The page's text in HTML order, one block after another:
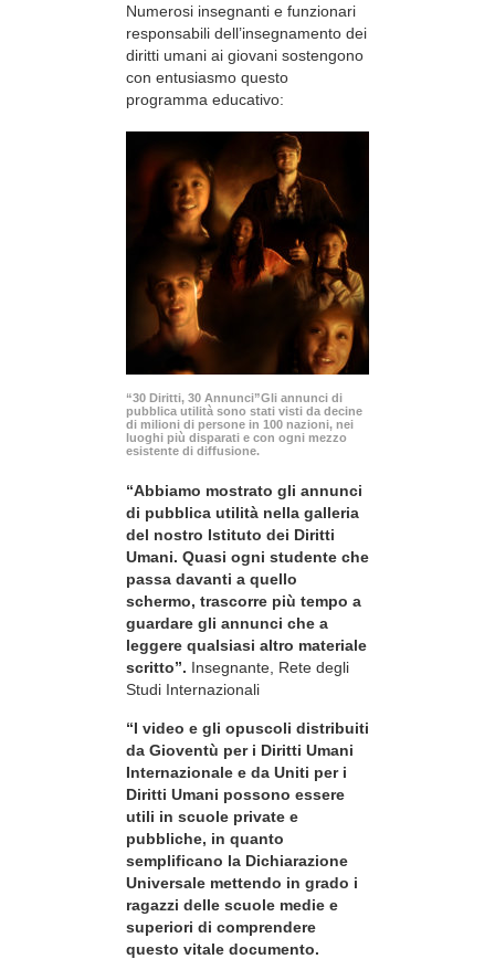
Numerosi insegnanti e funzionari
responsabili dell’insegnamento dei
diritti umani ai giovani sostengono
con entusiasmo questo
programma educativo:
“30 Diritti, 30 Annunci”Gli annunci di
pubblica utilità sono stati visti da decine
di milioni di persone in 100 nazioni, nei
luoghi più disparati e con ogni mezzo
esistente di diffusione.
“Abbiamo mostrato gli annunci
di pubblica utilità nella galleria
del nostro Istituto dei Diritti
Umani. Quasi ogni studente che
passa davanti a quello
schermo, trascorre più tempo a
guardare gli annunci che a
leggere qualsiasi altro materiale
scritto”. Insegnante, Rete degli
Studi Internazionali
“I video e gli opuscoli distribuiti
da Gioventù per i Diritti Umani
Internazionale e da Uniti per i
Diritti Umani possono essere
utili in scuole private e
pubbliche, in quanto
semplificano la Dichiarazione
Universale mettendo in grado i
ragazzi delle scuole medie e
superiori di comprendere
questo vitale documento.